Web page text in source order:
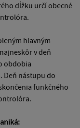
dĺžku určí obecné
hlavným
v deň
obdobia
Deň nástupu do
funkčného